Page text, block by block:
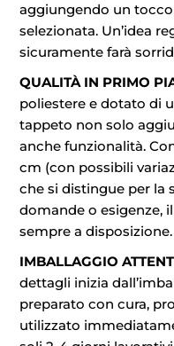
aggiungendo un
selezionata. Un’idea
sicuramente farà
QUALITÀ IN PRIMO
poliestere e dotato di
tappeto non solo
anche funzionalità.
cm (con possibili
che si distingue per la
domande o esigenze,
sempre a disposizione.
IMBALLAGGIO
dettagli inizia
preparato con cura,
utilizzato